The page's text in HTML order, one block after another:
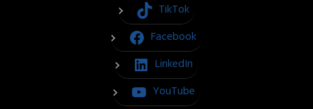
TikTok
Facebook
LinkedIn
YouTube